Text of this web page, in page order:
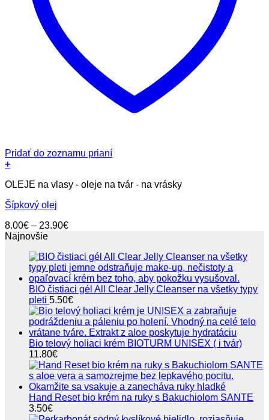
Pridať do zoznamu prianí
+
produkt
viacero
Možnosti
si
môžete
vybrať
stránke
produktu.
OLEJE na vlasy - oleje na tvár - na vrásky
Šípkový olej
8.00€ – 23.90€Price
through
23.90€
Najnovšie
BIO čistiaci gél All Clear Jelly Cleanser na všetky typy
pleti 5.50€
Bio telový holiaci krém BIOTURM UNISEX ( i tvár)
11.80€
Hand Reset bio krém na ruky s Bakuchiolom SANTE
3.50€